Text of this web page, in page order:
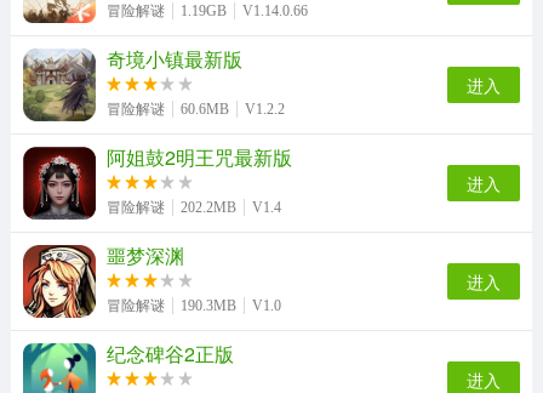
冒险解谜 1.19GB V1.14.0.66
奇境小镇最新版
冒险解谜 60.6MB V1.2.2
进入
阿姐鼓2明王咒最新版
冒险解谜 202.2MB V1.4
进入
噩梦深渊
冒险解谜 190.3MB V1.0
进入
纪念碑谷2正版
进入